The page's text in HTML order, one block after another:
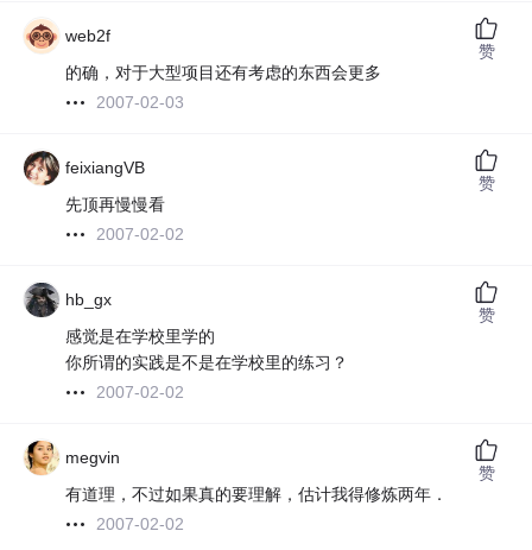
web2f
的确，对于大型项目还有考虑的东西会更多
2007-02-03
赞
feixiangVB
先顶再慢慢看
2007-02-02
赞
hb_gx
感觉是在学校里学的
你所谓的实践是不是在学校里的练习？
2007-02-02
赞
megvin
有道理，不过如果真的要理解，估计我得修炼两年．
2007-02-02
赞